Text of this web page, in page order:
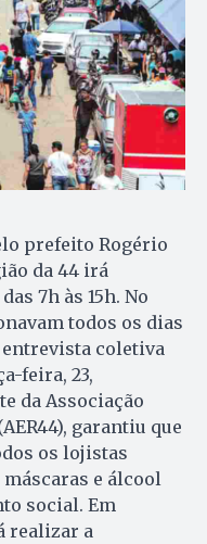
prefeito Rogério
da 44 irá
7h às 15h. No
todos os dias
entrevista coletiva
feira, 23,
da Associação
garantiu que
os lojistas
e álcool
social. Em
realizar a